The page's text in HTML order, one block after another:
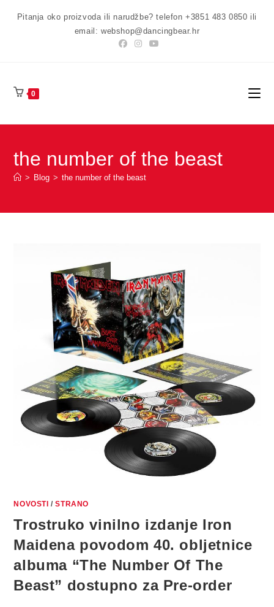
Pitanja oko proizvoda ili narudžbe? telefon +3851 483 0850 ili
email: webshop@dancingbear.hr
0
the number of the beast
> Blog > the number of the beast
NOVOSTI /STRANO
Trostruko vinilno izdanje Iron
Maidena povodom 40. obljetnice
albuma “The Number Of The
Beast” dostupno za Pre-order